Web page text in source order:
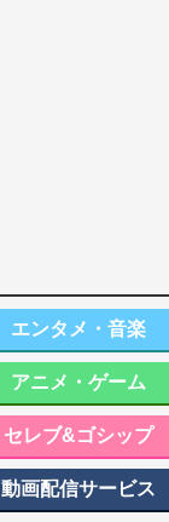
エンタメ・音楽
アニメ・ゲーム
セレブ&ゴシップ
動画配信サービス